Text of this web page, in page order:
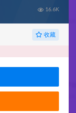
16.6K
收藏